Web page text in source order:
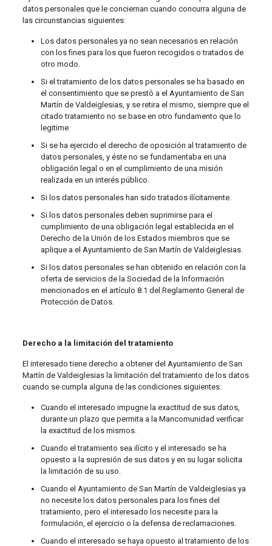
datos personales que le conciernan cuando concurra alguna de
las circunstancias siguientes:
Los datos personales ya no sean necesarios en relación
con los fines para los que fueron recogidos o tratados de
otro modo.
Si el tratamiento de los datos personales se ha basado en
el consentimiento que se prestó a el Ayuntamiento de San
Martín de Valdeiglesias, y se retira el mismo, siempre que el
citado tratamiento no se base en otro fundamento que lo
legitime
Si se ha ejercido el derecho de oposición al tratamiento de
datos personales, y éste no se fundamentaba en una
obligación legal o en el cumplimiento de una misión
realizada en un interés público.
Si los datos personales han sido tratados ilícitamente.
Si los datos personales deben suprimirse para el
cumplimiento de una obligación legal establecida en el
Derecho de la Unión de los Estados miembros que se
aplique a el Ayuntamiento de San Martín de Valdeiglesias.
Si los datos personales se han obtenido en relación con la
oferta de servicios de la Sociedad de la Información
mencionados en el artículo 8.1 del Reglamento General de
Protección de Datos.
Derecho a la limitación del tratamiento
El interesado tiene derecho a obtener del Ayuntamiento de San
Martín de Valdeiglesias la limitación del tratamiento de los datos
cuando se cumpla alguna de las condiciones siguientes:
Cuando el interesado impugne la exactitud de sus datos,
durante un plazo que permita a la Mancomunidad verificar
la exactitud de los mismos.
Cuando el tratamiento sea ilícito y el interesado se ha
opuesto a la supresión de sus datos y en su lugar solicita
la limitación de su uso.
Cuando el Ayuntamiento de San Martín de Valdeiglesias ya
no necesite los datos personales para los fines del
tratamiento, pero el interesado los necesite para la
formulación, el ejercicio o la defensa de reclamaciones.
Cuando el interesado se haya opuesto al tratamiento de los